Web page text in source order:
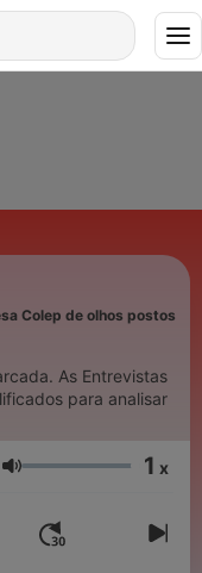
Colep de olhos postos
As Entrevistas
para analisar
Głośność 1 x